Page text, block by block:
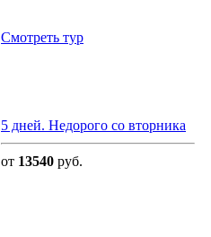
Cмотреть тур
5 дней. Недорого со вторника
от 13540 руб.